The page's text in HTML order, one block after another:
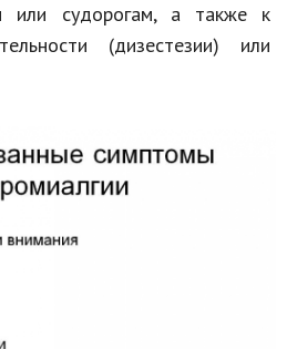
или судорогам, а также к
(дизестезии) или